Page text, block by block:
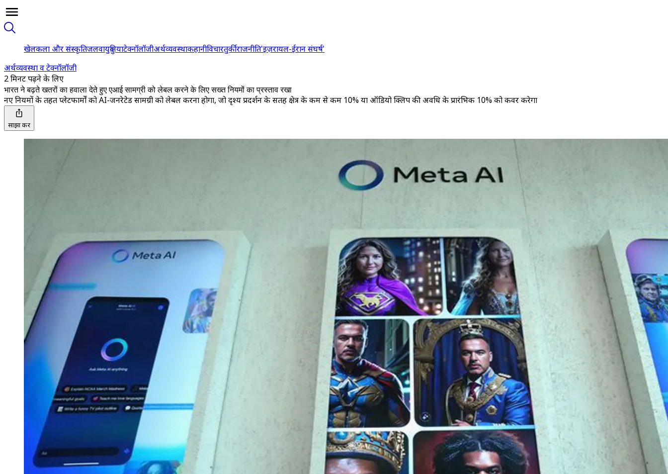
खेलकला और संस्कृतिजलवायुदुनियाटेक्नॉलॉजीअर्थव्यवस्थाकहानीविचारतुर्कीराजनीति'इज़रायल-ईरान संघर्ष'
अर्थव्यवस्था व टेक्नॉलॉजी
2 मिनट पढ़ने के लिए
भारत ने बढ़ते खतरों का हवाला देते हुए एआई सामग्री को लेबल करने के लिए सख्त नियमों का प्रस्ताव रखा
नए नियमों के तहत प्लेटफार्मों को AI-जनरेटेड सामग्री को लेबल करना होगा, जो दृश्य प्रदर्शन के सतह क्षेत्र के कम से कम 10% या ऑडियो क्लिप की अवधि के प्रारंभिक 10% को कवर करेगा
साझा करें